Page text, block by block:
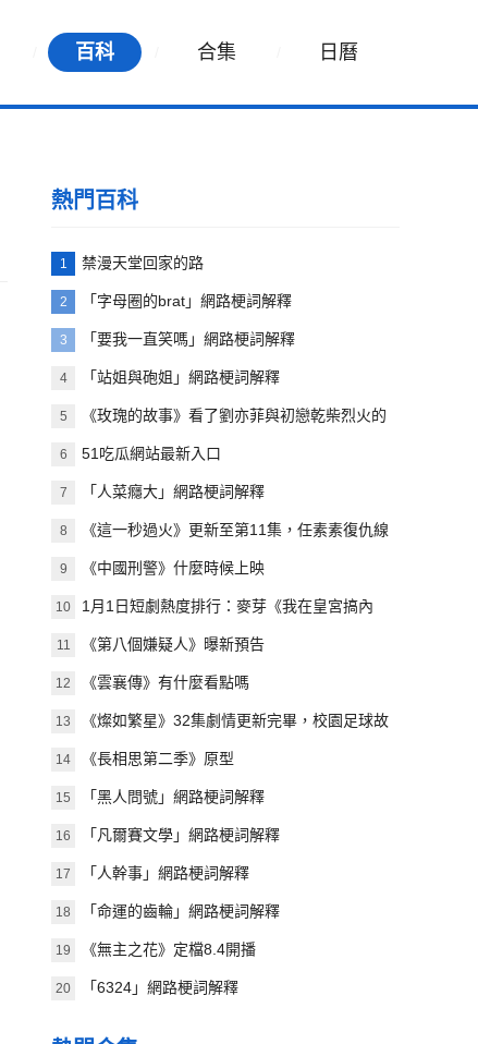
百科 合集 日曆
熱門百科
1 禁漫天堂回家的路
2 「字母圈的brat」網路梗詞解釋
3 「要我一直笑嗎」網路梗詞解釋
4 「站姐與砲姐」網路梗詞解釋
5 《玫瑰的故事》看了劉亦菲與初戀乾柴烈火的
一幕
6 51吃瓜網站最新入口
7 「人菜癮大」網路梗詞解釋
8 《這一秒過火》更新至第11集，任素素復仇線
再起波瀾
9 《中國刑警》什麼時候上映
10 1月1日短劇熱度排行：麥芽《我在皇宮搞內
卷》登頂第一
11 《第八個嫌疑人》曝新預告
12 《雲襄傳》有什麼看點嗎
13 《燦如繁星》32集劇情更新完畢，校園足球故
事迎來收官
14 《長相思第二季》原型
15 「黑人問號」網路梗詞解釋
16 「凡爾賽文學」網路梗詞解釋
17 「人幹事」網路梗詞解釋
18 「命運的齒輪」網路梗詞解釋
19 《無主之花》定檔8.4開播
20 「6324」網路梗詞解釋